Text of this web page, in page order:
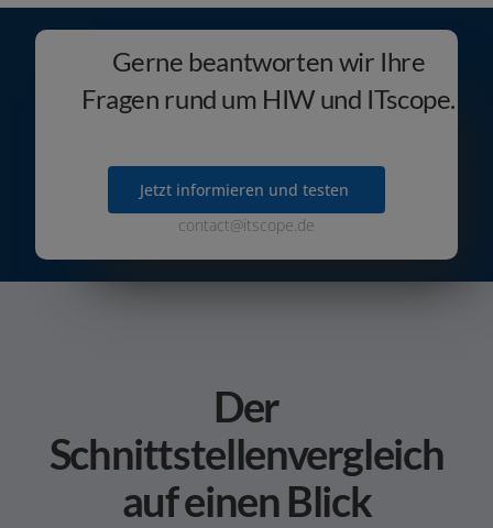
Gerne beantworten wir Ihre
Fragen rund um HIW und ITscope.
Jetzt infor­mie­ren und testen
contact@itscope.de
Der
Schnittstellenvergleich
auf einen Blick